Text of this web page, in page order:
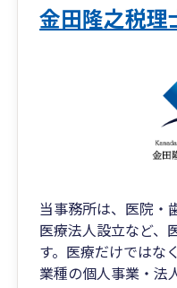
最も伸びしろを感じ
務）の充実でした。
真似できませんが、
ィスは中小企業にも
経営者の皆様は、本
うに取り組んでいら
きな印象を受けます
私の仕事は、経営に
に、バックオフィス
金田隆之税理
当事務所は、医院・
医療法人設立など、
す。医療だけではな
業種の個人事業・法